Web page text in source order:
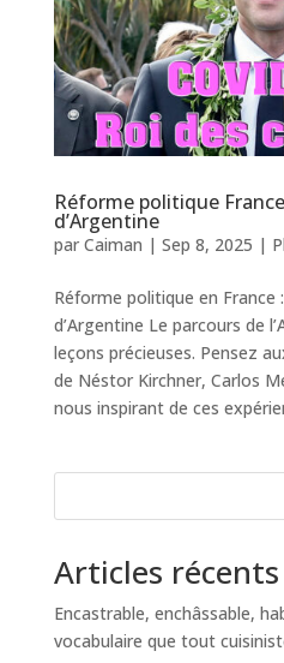
Réforme politique
d’Argentine
par Caiman | Sep 8, 2025 |
Réforme politique en France
d’Argentine Le parcours de
leçons précieuses. Pensez
de Néstor Kirchner, Carlos
nous inspirant de ces
Articles récents
Encastrable, enchâssable,
vocabulaire que tout